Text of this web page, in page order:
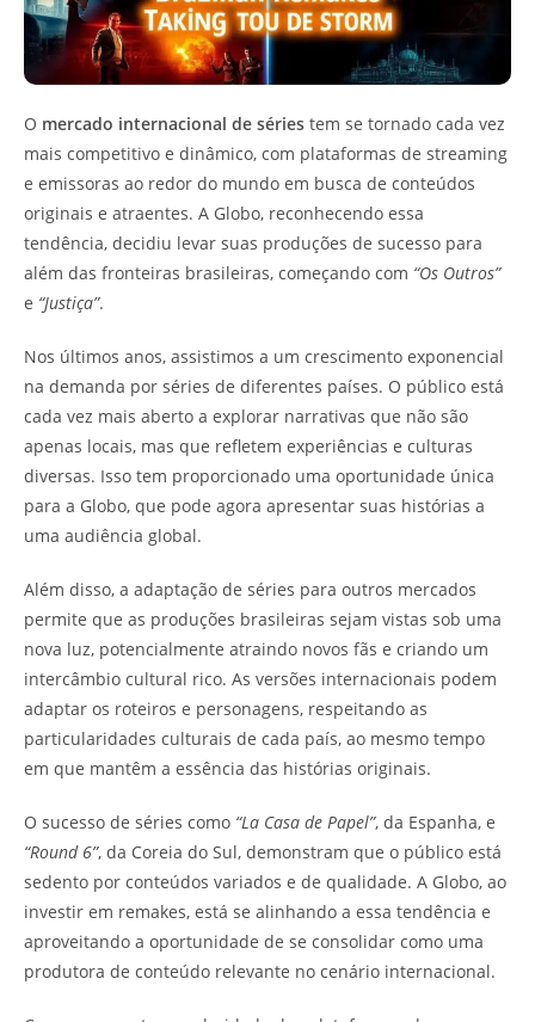
O mercado internacional de séries tem se tornado cada vez
mais competitivo e dinâmico, com plataformas de streaming
e emissoras ao redor do mundo em busca de conteúdos
originais e atraentes. A Globo, reconhecendo essa
tendência, decidiu levar suas produções de sucesso para
além das fronteiras brasileiras, começando com “Os Outros”
e “Justiça”.
Nos últimos anos, assistimos a um crescimento exponencial
na demanda por séries de diferentes países. O público está
cada vez mais aberto a explorar narrativas que não são
apenas locais, mas que refletem experiências e culturas
diversas. Isso tem proporcionado uma oportunidade única
para a Globo, que pode agora apresentar suas histórias a
uma audiência global.
Além disso, a adaptação de séries para outros mercados
permite que as produções brasileiras sejam vistas sob uma
nova luz, potencialmente atraindo novos fãs e criando um
intercâmbio cultural rico. As versões internacionais podem
adaptar os roteiros e personagens, respeitando as
particularidades culturais de cada país, ao mesmo tempo
em que mantêm a essência das histórias originais.
O sucesso de séries como “La Casa de Papel”, da Espanha, e
“Round 6”, da Coreia do Sul, demonstram que o público está
sedento por conteúdos variados e de qualidade. A Globo, ao
investir em remakes, está se alinhando a essa tendência e
aproveitando a oportunidade de se consolidar como uma
produtora de conteúdo relevante no cenário internacional.